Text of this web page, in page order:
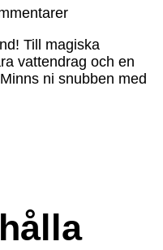
Till magiska
vattendrag och en
ni snubben med